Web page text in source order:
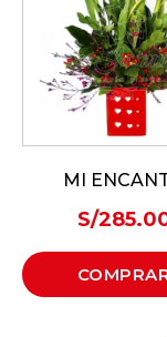
Mi
S/